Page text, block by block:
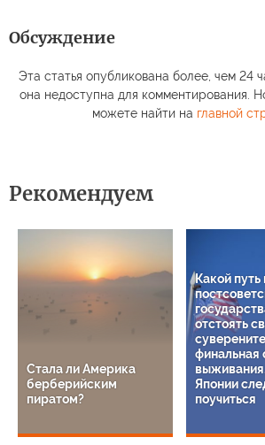
Обсуждение
Эта статья опубликована более, чем 24
она недоступна для комментирования.
можете найти на главной
Рекомендуем
Стала ли Америка
берберийским
пиратом?
Какой
отстоять
финальная
Японии
поучиться